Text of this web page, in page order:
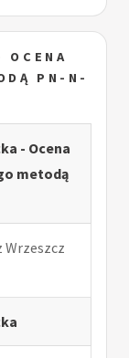
OCENA
PN-N-
- Ocena
metodą
Wrzeszcz